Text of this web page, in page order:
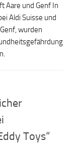
Aare und Genf In
Aldi Suisse und
wurden
Toys“